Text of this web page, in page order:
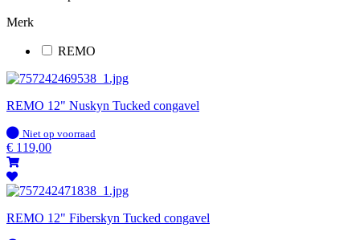
Merk
REMO
REMO 12" Nuskyn Tucked congavel
Op
voorraad
Niet op voorraad
€ 119,00
REMO 12" Fiberskyn Tucked congavel